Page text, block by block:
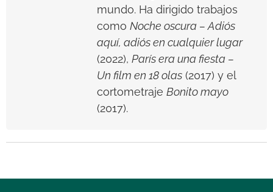
mundo. Ha dirigido trabajos
comoNoche oscura – Adiós
aquí, adiós en cualquier lugar
(2022),París era una fiesta –
Un film en 18 olas (2017) y el
cortometrajeBonito mayo
(2017).